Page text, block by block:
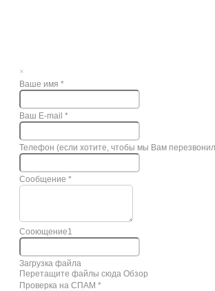
×
Ваше имя *
Ваш E-mail *
Телефон (если хотите, чтобы мы Вам
Сообщение *
Сооющение1
Загрузка файла
Перетащите файлы сюда Обзор
Проверка на СПАМ *